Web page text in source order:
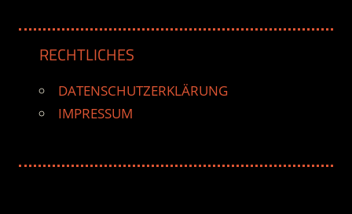
RECHTLICHES
DATENSCHUTZERKLÄRUNG
IMPRESSUM